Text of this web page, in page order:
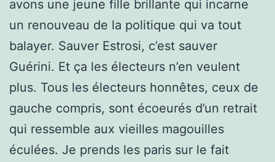
avons une jeune fille brillante qui incarne
un renouveau de la politique qui va tout
balayer. Sauver Estrosi, c’est sauver
Guérini. Et ça les électeurs n’en veulent
plus. Tous les électeurs honnêtes, ceux de
gauche compris, sont écoeurés d’un retrait
qui ressemble aux vieilles magouilles
éculées. Je prends les paris sur le fait